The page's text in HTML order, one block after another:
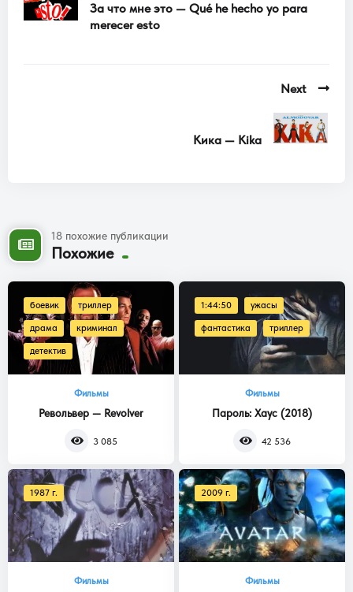
За что мне это — Qué he hecho yo para
merecer esto
Next
Кика — Kika
18 похожие публикации
Похожие
боевик триллер
драма криминал
детектив
Фильмы
Револьвер — Revolver
3 085
1:44:50 ужасы
фантастика триллер
Фильмы
Пароль: Хаус (2018)
42 536
1987 г.
Фильмы
2009 г.
Фильмы